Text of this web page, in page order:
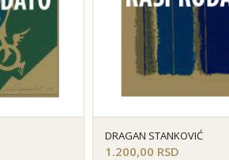
DRAGAN STANKOVIĆ
1.200,00 RSD